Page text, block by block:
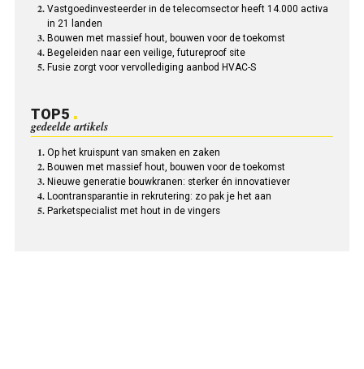
Vastgoedinvesteerder in de telecomsector heeft 14.000 activa
in 21 landen
Bouwen met massief hout, bouwen voor de toekomst
Begeleiden naar een veilige, futureproof site
Fusie zorgt voor vervollediging aanbod HVAC-S
TOP5
gedeelde artikels
Op het kruispunt van smaken en zaken
Bouwen met massief hout, bouwen voor de toekomst
Nieuwe generatie bouwkranen: sterker én innovatiever
Loontransparantie in rekrutering: zo pak je het aan
Parketspecialist met hout in de vingers